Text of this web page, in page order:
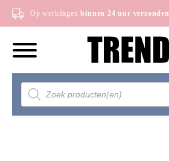
Op werkdagen binnen 24 uur verzonden
Producten
zoeken